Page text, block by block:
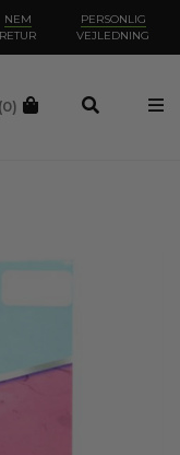
NEM
RETUR
PERSONLIG
VEJLEDNING
(0)